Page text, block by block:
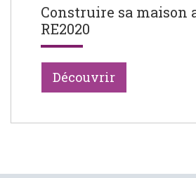
Construire sa maison
RE2020
Découvrir